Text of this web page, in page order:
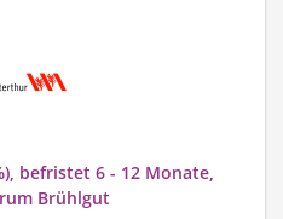
befristet 6 - 12 Monate,
Brühlgut